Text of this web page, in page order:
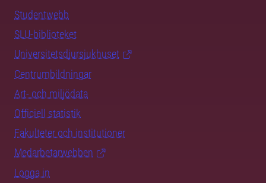
Studentwebb
SLU-biblioteket
Universitetsdjursjukhuset
Centrumbildningar
Art- och miljödata
Officiell statistik
Fakulteter och institutioner
Medarbetarwebben
Logga in